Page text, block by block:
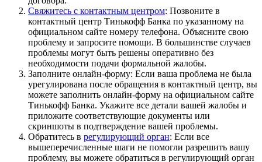
Свяжитесь с контактным центром: Позвоните в
контактный центр Тинькофф Банка по указанному на
официальном сайте номеру телефона. Объясните свою
проблему и запросите помощи. В большинстве случаев
проблемы могут быть решены оперативно без
необходимости подачи формальной жалобы.
Заполните онлайн-форму: Если ваша проблема не была
урегулирована после обращения в контактный центр, вы
можете заполнить онлайн-форму на официальном сайте
Тинькофф Банка. Укажите все детали вашей жалобы и
приложите соответствующие документы или
скриншоты в подтверждение вашей проблемы.
Обратитесь в регулирующий орган: Если все
вышеперечисленные шаги не помогли разрешить вашу
проблему, вы можете обратиться в регулирующий орган